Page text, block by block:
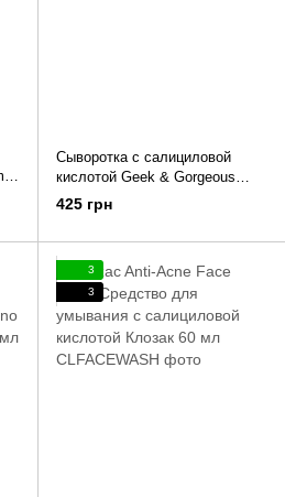
Сыворотка с салициловой
кислотой Geek & Gorgeous
Porefectly Clear Serum 30 мл
425 грн
3
3